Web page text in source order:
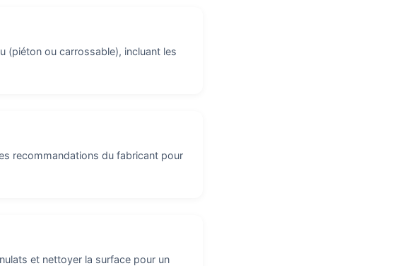
(piéton ou carrossable), incluant les
recommandations du fabricant pour
et nettoyer la surface pour un